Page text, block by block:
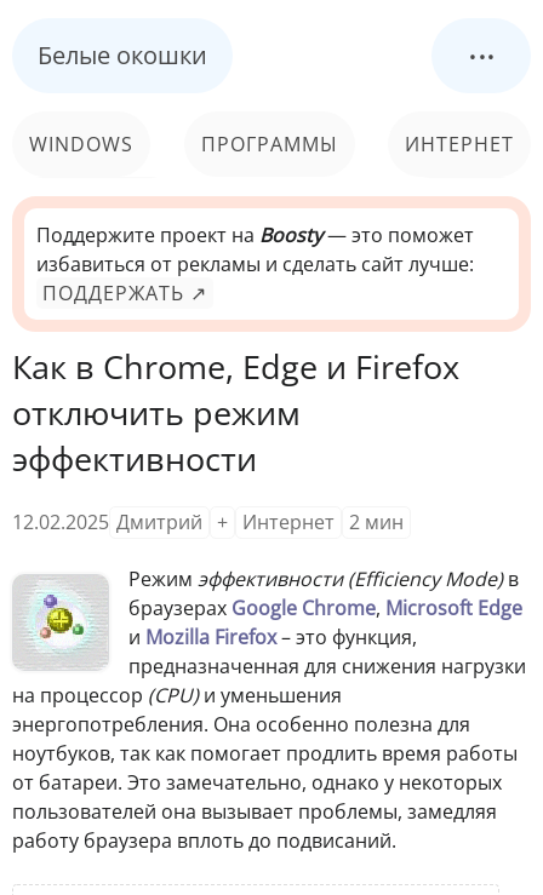
Белые окошки ...
WINDOWS ПРОГРАММЫ ИНТЕРНЕТ
КОМПЬЮТЕР
СИСТЕМА
Поддержите проект на Boosty— это поможет
избавиться от рекламы и сделать сайт лучше:
ПОДДЕРЖАТЬ ↗
Как в Chrome, Edge и Firefox
отключить режим
эффективности
12.02.2025 Дмитрий + Интернет 2 мин
Режим эффективности (Efficiency Mode)в
браузерах Google Chrome, Microsoft Edge
и Mozilla Firefox– это функция,
предназначенная для снижения нагрузки
на процессор (CPU)и уменьшения
энергопотребления. Она особенно полезна для
ноутбуков, так как помогает продлить время работы
от батареи. Это замечательно, однако у некоторых
пользователей она вызывает проблемы, замедляя
работу браузера вплоть до подвисаний.